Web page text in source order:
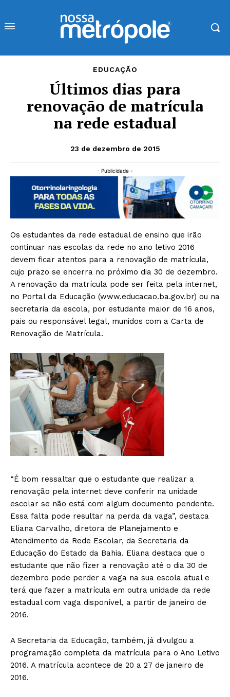
EDUCAÇÃO
Últimos dias para
renovação de matrícula
na rede estadual
23 de dezembro de 2015
- Publicidade -
Os estudantes da rede estadual de ensino que irão
continuar nas escolas da rede no ano letivo 2016
devem ficar atentos para a renovação de matrícula,
cujo prazo se encerra no próximo dia 30 de dezembro.
A renovação da matrícula pode ser feita pela internet,
no Portal da Educação (www.educacao.ba.gov.br) ou na
secretaria da escola, por estudante maior de 16 anos,
pais ou responsável legal, munidos com a Carta de
Renovação de Matrícula.
“É bom ressaltar que o estudante que realizar a
renovação pela internet deve conferir na unidade
escolar se não está com algum documento pendente.
Essa falta pode resultar na perda da vaga”, destaca
Eliana Carvalho, diretora de Planejamento e
Atendimento da Rede Escolar, da Secretaria da
Educação do Estado da Bahia. Eliana destaca que o
estudante que não fizer a renovação até o dia 30 de
dezembro pode perder a vaga na sua escola atual e
terá que fazer a matrícula em outra unidade da rede
estadual com vaga disponível, a partir de janeiro de
2016.
A Secretaria da Educação, também, já divulgou a
programação completa da matrícula para o Ano Letivo
2016. A matrícula acontece de 20 a 27 de janeiro de
2016.